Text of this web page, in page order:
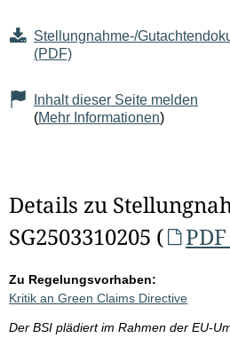
Seiteninhalt
Stellungnahme-/
(PDF)
Inhalt dieser Seite melden
(Mehr Informationen)
Details zu
SG2503310205 (
Zu Regelungsvorhaben:
Kritik an Green Claims Directive
Der BSI plädiert im Rahmen der EU-